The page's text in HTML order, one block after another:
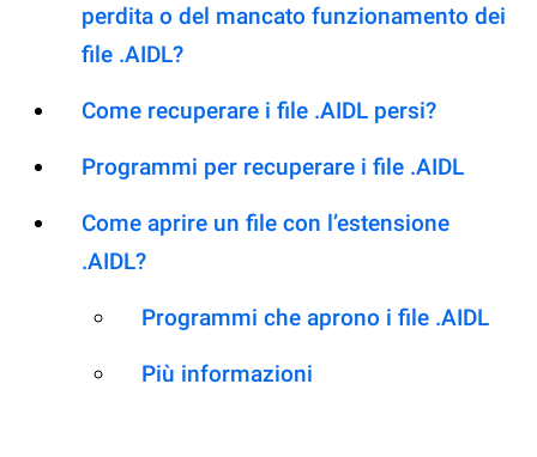
perdita o del mancato funzionamento dei
file .AIDL?
Come recuperare i file .AIDL persi?
Programmi per recuperare i file .AIDL
Come aprire un file con l’estensione
.AIDL?
Programmi che aprono i file .AIDL
Più informazioni